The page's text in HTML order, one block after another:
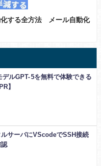
化する全方法 メール自動化
デルGPT- 5を無料で体験できる
】
サーバにVScodeでSSH接続
認